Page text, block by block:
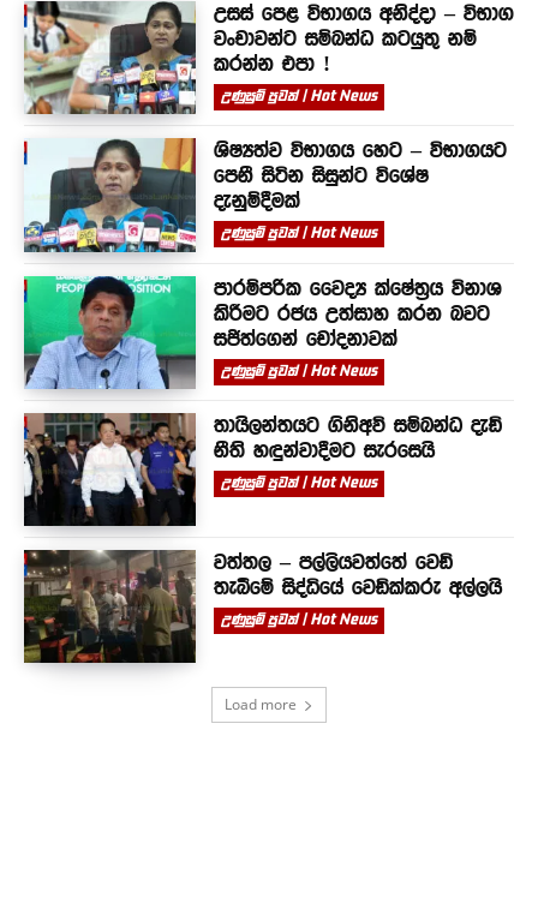
උසස් පෙළ විභාගය අනිද්දා – විභාග
වංචාවන්ට සම්බන්ධ කටයුතු නම්
කරන්න එපා !
උණුසුම් පුවත් | Hot News
ශිෂ්‍යත්ව විභාගය හෙට – විභාගයට
පෙනී සිටින සිසුන්ට විශේෂ
දැනුම්දීමක්
උණුසුම් පුවත් | Hot News
පාරම්පරික වෛද්‍ය ක්ෂේත්‍රය විනාශ
කිරීමට රජය උත්සාහ කරන බවට
සජිත්ගෙන් චෝදනාවක්
උණුසුම් පුවත් | Hot News
තායිලන්තයට ගිනිඅවි සම්බන්ධ දැඩි
නීති හඳුන්වාදීමට සැරසෙයි
උණුසුම් පුවත් | Hot News
වත්තල – පල්ලියවත්තේ වෙඩි
තැබීමේ සිද්ධියේ වෙඩික්කරු අල්ලයි
උණුසුම් පුවත් | Hot News
Load more